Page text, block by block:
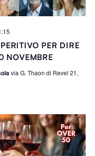
PER DIRE
NOVEMBRE
via G. Thaon di Revel 21,